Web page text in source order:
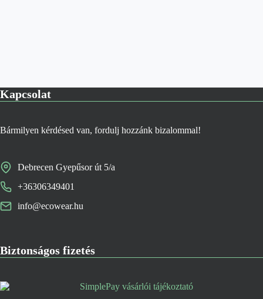
Kapcsolat
Bármilyen kérdésed van, fordulj hozzánk bizalommal!
Debrecen Gyepűsor út 5/a
+36306349401
info@ecowear.hu
Biztonságos fizetés